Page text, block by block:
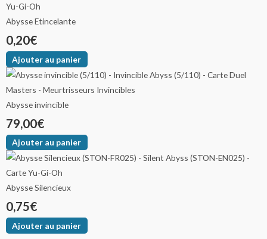
Abysse Etincelante
0,20€
Ajouter au panier
Abysse invincible
79,00€
Ajouter au panier
Abysse Silencieux
0,75€
Ajouter au panier